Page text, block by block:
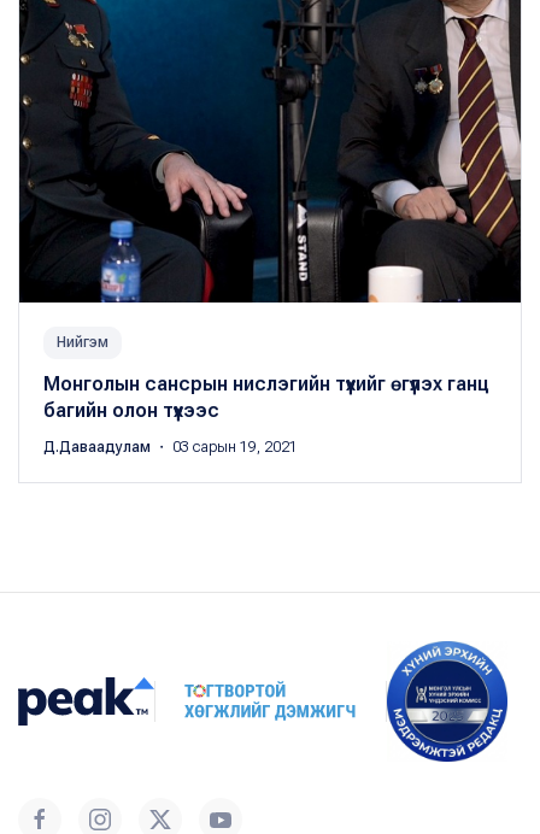
Нийгэм
Монголын сансрын нислэгийн түүхийг өгүүлэх ганц
багийн олон түүхээс
Д.Даваадулам ・ 03 сарын 19, 2021